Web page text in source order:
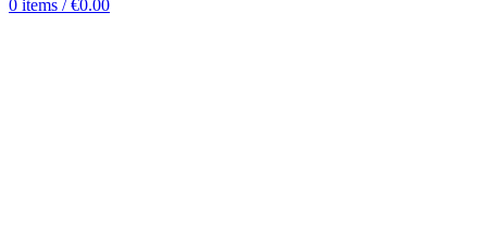
0 items / €0.00